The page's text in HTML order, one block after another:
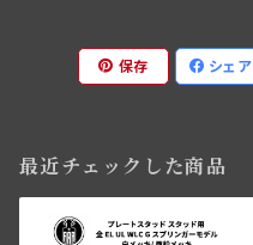
保存 シェア
最近チェックした商品